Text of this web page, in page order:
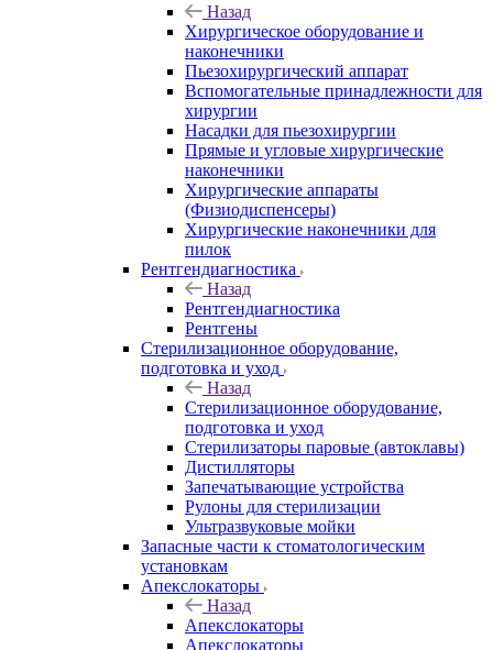
Назад
Хирургическое оборудование и
наконечники
Пьезохирургический аппарат
Вспомогательные принадлежности для
хирургии
Насадки для пьезохирургии
Прямые и угловые хирургические
наконечники
Хирургические аппараты
(Физиодиспенсеры)
Хирургические наконечники для
пилок
Рентгендиагностика
Назад
Рентгендиагностика
Рентгены
Стерилизационное оборудование,
подготовка и уход
Назад
Стерилизационное оборудование,
подготовка и уход
Стерилизаторы паровые (автоклавы)
Дистилляторы
Запечатывающие устройства
Рулоны для стерилизации
Ультразвуковые мойки
Запасные части к стоматологическим
установкам
Апекслокаторы
Назад
Апекслокаторы
Апекслокаторы